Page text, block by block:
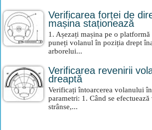
Verificarea forței de
mașina staționează
1. Așezați mașina pe o
puneți volanul în poziția drept
arborelui...
Verificarea revenirii
dreaptă
Verificați întoarcerea volanului
parametri: 1. Când se
strânse,...